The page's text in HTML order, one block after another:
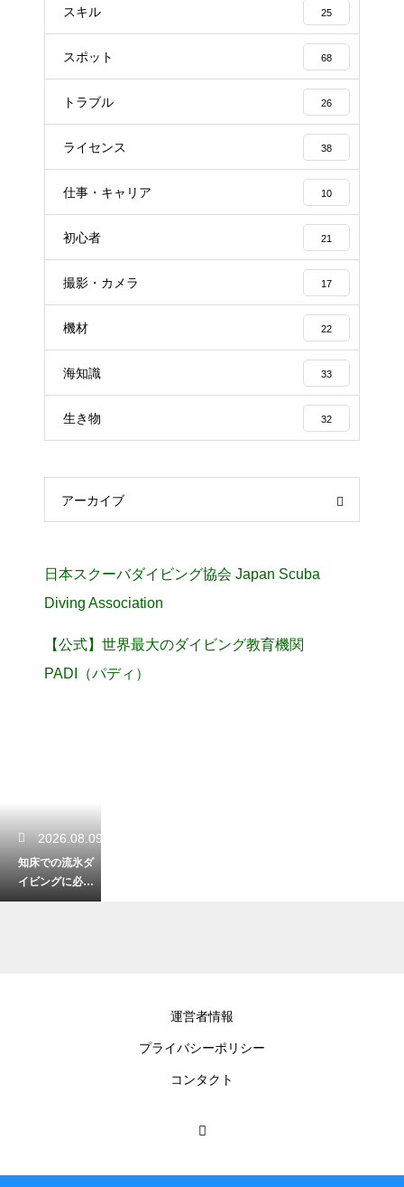
スキル 25
スポット 68
トラブル 26
ライセンス 38
仕事・キャリア 10
初心者 21
撮影・カメラ 17
機材 22
海知識 33
生き物 32
アーカイブ
日本スクーバダイビング協会 Japan Scuba
Diving Association
【公式】世界最大のダイビング教育機関
PADI（パディ）
2026.08.09
知床での流氷ダ
イビングに必要
な装備とは？極
運営者情報
プライバシーポリシー
コンタクト